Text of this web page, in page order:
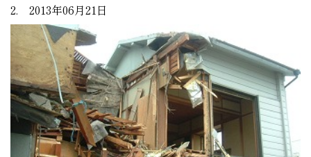
2. 2013年06月21日